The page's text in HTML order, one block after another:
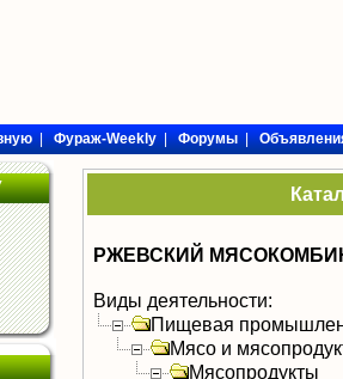
|Фураж-Weekly|Форумы|
РЖЕВСКИЙ
Виды деятельности:
Пищевая
Мясо и
Мясопродукты